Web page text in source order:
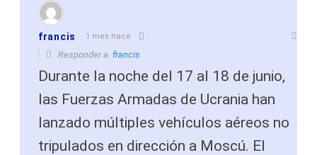
francis 1 mes hace
Responder a francis
Durante la noche del 17 al 18 de junio,
las Fuerzas Armadas de Ucrania han
lanzado múltiples vehículos aéreos no
tripulados en dirección a Moscú. El